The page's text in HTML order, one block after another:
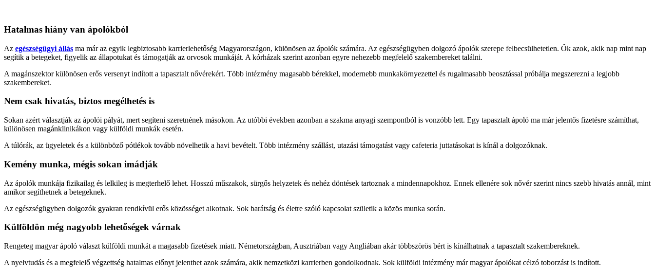
Hatalmas hiány van ápolókból
Az egészségügyi állás ma már az egyik legbiztosabb karrierlehetőség Magyarországon, különösen az ápolók számára. Az egészségügyben dolgozó ápolók szerepe felbecsülhetetlen. Ők azok, akik nap mint nap
segítik a betegeket, figyelik az állapotukat és támogatják az orvosok munkáját. A kórházak szerint azonban egyre nehezebb megfelelő szakembereket találni.
A magánszektor különösen erős versenyt indított a tapasztalt nővérekért. Több intézmény magasabb bérekkel, modernebb munkakörnyezettel és rugalmasabb beosztással próbálja megszerezni a legjobb
szakembereket.
Nem csak hivatás, biztos megélhetés is
Sokan azért választják az ápolói pályát, mert segíteni szeretnének másokon. Az utóbbi években azonban a szakma anyagi szempontból is vonzóbb lett. Egy tapasztalt ápoló ma már jelentős fizetésre számíthat,
különösen magánklinikákon vagy külföldi munkák esetén.
A túlórák, az ügyeletek és a különböző pótlékok tovább növelhetik a havi bevételt. Több intézmény szállást, utazási támogatást vagy cafeteria juttatásokat is kínál a dolgozóknak.
Kemény munka, mégis sokan imádják
Az ápolók munkája fizikailag és lelkileg is megterhelő lehet. Hosszú műszakok, sürgős helyzetek és nehéz döntések tartoznak a mindennapokhoz. Ennek ellenére sok nővér szerint nincs szebb hivatás annál, mint
amikor segíthetnek a betegeknek.
Az egészségügyben dolgozók gyakran rendkívül erős közösséget alkotnak. Sok barátság és életre szóló kapcsolat születik a közös munka során.
Külföldön még nagyobb lehetőségek várnak
Rengeteg magyar ápoló választ külföldi munkát a magasabb fizetések miatt. Németországban, Ausztriában vagy Angliában akár többszörös bért is kínálhatnak a tapasztalt szakembereknek.
A nyelvtudás és a megfelelő végzettség hatalmas előnyt jelenthet azok számára, akik nemzetközi karrierben gondolkodnak. Sok külföldi intézmény már magyar ápolókat célzó toborzást is indított.